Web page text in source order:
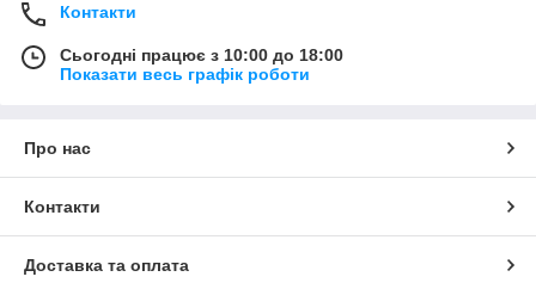
Контакти
Сьогодні працює з 10:00 до 18:00
Показати весь графік роботи
Про нас
Контакти
Доставка та оплата